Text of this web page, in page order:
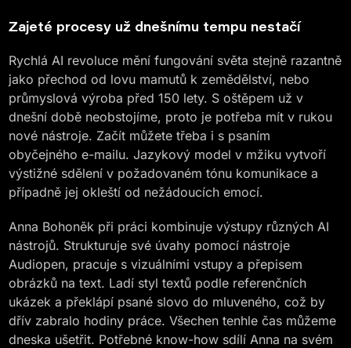
Zajeté procesy už dnešnímu tempu nestačí
Rychlá AI revoluce mění fungování světa stejně razantně
jako přechod od lovu mamutů k zemědělství, nebo
průmyslová výroba před 150 lety. S oštěpem už v
dnešní době neobstojíme, proto je potřeba mít v rukou
nové nástroje. Začít můžete třeba i s psaním
obyčejného e-mailu. Jazykový model v mžiku vytvoří
výstižné sdělení v požadovaném tónu komunikace a
případně jej okleští od nežádoucích emocí.
Anna Bohoněk při práci kombinuje výstupy různých AI
nástrojů. Strukturuje své úvahy pomocí nástroje
Audiopen, pracuje s vizuálními vstupy a přepisem
obrázků na text. Ladí styl textů podle referenčních
ukázek a překlápí psané slovo do mluveného, což by
dřív zabralo hodiny práce. Všechen tenhle čas můžeme
dneska ušetřit. Potřebné know-how sdílí Anna na svém